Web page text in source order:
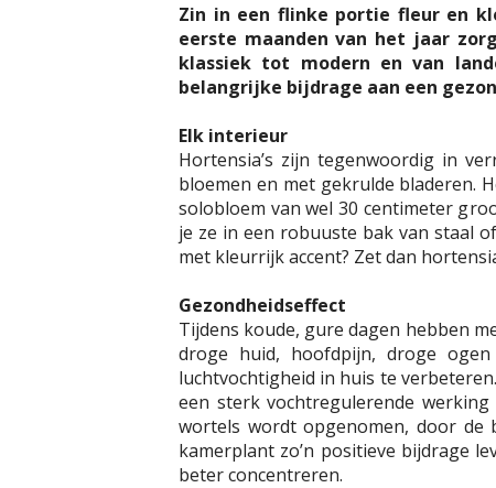
Zin in een flinke portie fleur en
eerste maanden van het jaar
klassiek tot modern en van
belangrijke bijdrage aan een
Elk interieur
Hortensia’s zijn tegenwoordig in
bloemen en met gekrulde bladeren.
solobloem van wel 30 centimeter
je ze in een robuuste bak van staal
met kleurrijk accent? Zet dan
Gezondheidseffect
Tijdens koude, gure dagen hebben
droge huid, hoofdpijn, droge
luchtvochtigheid in huis te
een sterk vochtregulerende
wortels wordt opgenomen, door de
kamerplant zo’n positieve bijdrage
beter concentreren.